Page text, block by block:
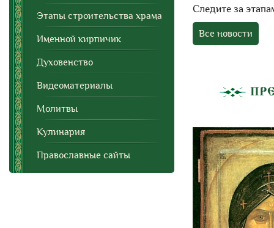
Этапы строительства храма
Именной кирпичик
Духовенство
Видеоматериалы
Молитвы
Кулинария
Православные сайты
Следите за
Все новости